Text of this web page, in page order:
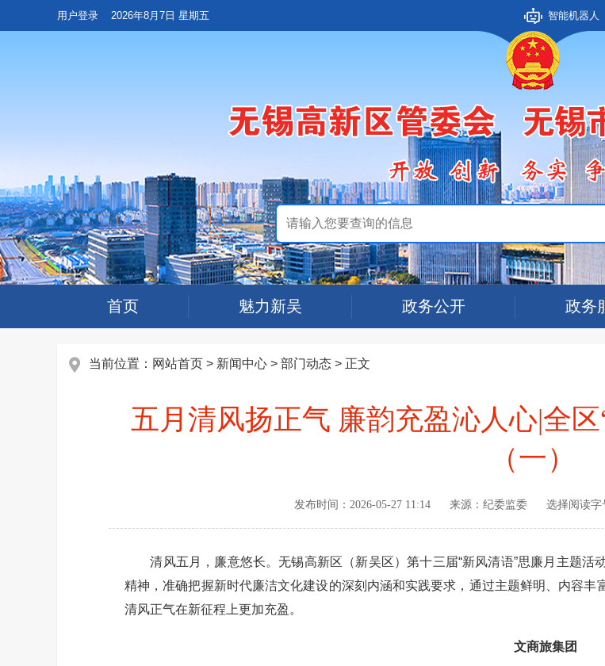
用户登录 2026年8月7日 星期五 智能机器人
首页 魅力新吴 政务公开 政务
当前位置： 网站首页 > 新闻中心 > 部门动态 > 正文
五月清风扬正气 廉韵充盈沁人心|全
（一）
发布时间： 2026-05-27 11:14 来源： 纪委监委 选择阅读字
清风五月，廉意悠长。无锡高新区（新吴区）第十三届“新风清语”思廉月主题活
精神，准确把握新时代廉洁文化建设的深刻内涵和实践要求，通过主题鲜明、内容
清风正气在新征程上更加充盈。
文商旅集团